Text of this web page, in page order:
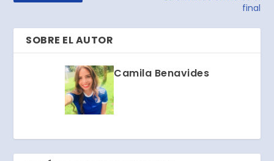
final
SOBRE EL AUTOR
Camila Benavides